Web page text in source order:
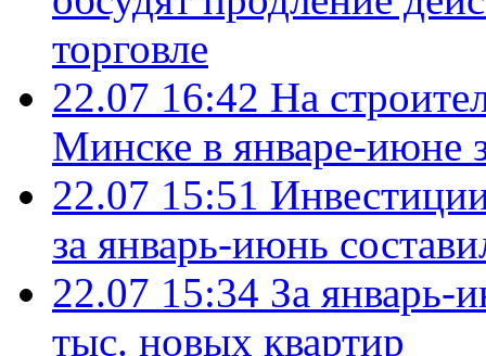
торговле
22.07 16:42 На
Минске в январе-июне
22.07 15:51
за январь-июнь
22.07 15:34 За январь-
тыс. новых квартир